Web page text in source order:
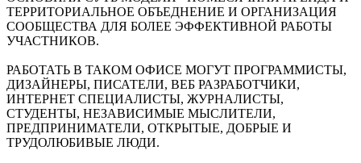
ТЕРРИТОРИАЛЬНОЕ ОБЪЕДНЕНИЕ И ОРГАНИЗАЦИЯ
СООБЩЕСТВА ДЛЯ БОЛЕЕ ЭФФЕКТИВНОЙ РАБОТЫ
УЧАСТНИКОВ.
РАБОТАТЬ В ТАКОМ ОФИСЕ МОГУТ ПРОГРАММИСТЫ,
ДИЗАЙНЕРЫ, ПИСАТЕЛИ, ВЕБ РАЗРАБОТЧИКИ,
ИНТЕРНЕТ СПЕЦИАЛИСТЫ, ЖУРНАЛИСТЫ,
СТУДЕНТЫ, НЕЗАВИСИМЫЕ МЫСЛИТЕЛИ,
ПРЕДПРИНИМАТЕЛИ, ОТКРЫТЫЕ, ДОБРЫЕ И
ТРУДОЛЮБИВЫЕ ЛЮДИ.